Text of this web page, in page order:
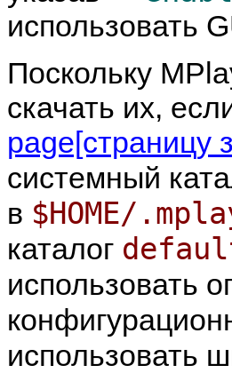
использовать
Поскольку
скачать их,
page[страницу
системный
в $HOME/
каталог
использовать
использовать